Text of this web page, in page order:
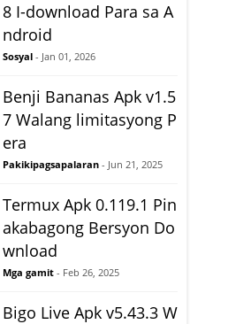
8 I-download Para sa A
ndroid
Sosyal - Jan 01, 2026
Benji Bananas Apk v1.5
7 Walang limitasyong P
era
Pakikipagsapalaran - Jun 21, 2025
Termux Apk 0.119.1 Pin
akabagong Bersyon Do
wnload
Mga gamit - Feb 26, 2025
Bigo Live Apk v5.43.3 W